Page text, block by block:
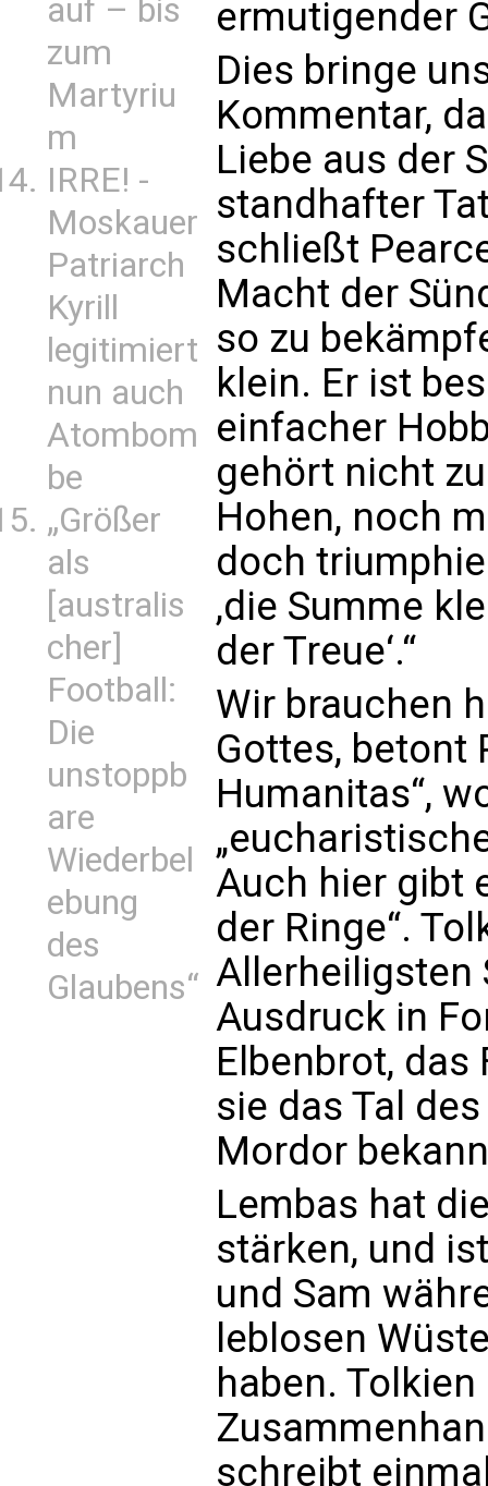
auf – bis
zum
Martyriu
m
IRRE! -
Moskauer
Patriarch
Kyrill
legitimiert
nun auch
Atombom
be
„Größer
als
[australis
cher]
Football:
Die
unstoppb
are
Wiederbel
ebung
des
Glaubens“
ermutigender
Dies bringe
Kommentar,
Liebe aus der
standhafter
schließt
Macht der
so zu
klein. Er ist
einfacher
gehört nicht
Hohen, noch
doch
,die Summe
der Treue‘.“
Wir brauchen
Gottes, betont
Humanitas“,
Auch hier gibt
der Ringe“.
Allerheiligsten
Ausdruck in
Elbenbrot, das
sie das Tal
Mordor
Lembas hat
stärken, und
und Sam
leblosen
haben.
schreibt